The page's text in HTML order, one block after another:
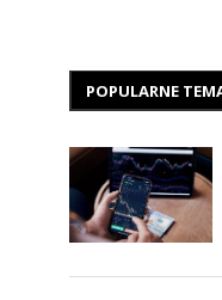
POPULARNE